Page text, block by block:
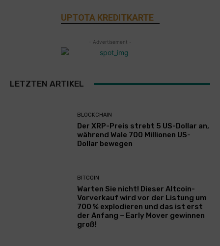
UPTOTA KREDITKARTE
- Advertisement -
LETZTEN ARTIKEL
BLOCKCHAIN
Der XRP-Preis strebt 5 US-Dollar an,
während Wale 700 Millionen US-
Dollar bewegen
BITCOIN
Warten Sie nicht! Dieser Altcoin-
Vorverkauf wird vor der Listung um
700 % explodieren und das ist erst
der Anfang – Early Mover gewinnen
groß!